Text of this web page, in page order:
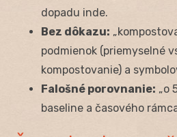
dopadu inde.
Bez dôkazu:
podmienok (priemyselné
kompostovanie) a
Falošné porovnanie: „o
baseline a časového